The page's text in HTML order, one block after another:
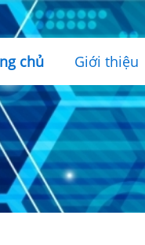
chủ Giới thiệu